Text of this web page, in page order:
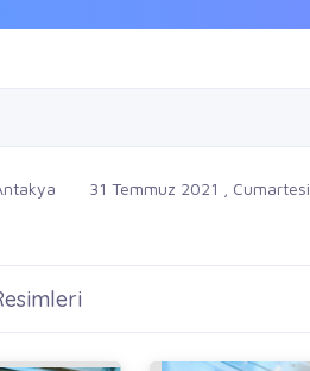
31 Temmuz 2021 , Cumartesi